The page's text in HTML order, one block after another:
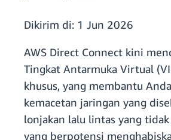
Dikirim di: 1 Jun 2026
AWS Direct Connect kini
Tingkat Antarmuka Virtual
khusus, yang membantu
kemacetan jaringan yang
lonjakan lalu lintas yang
yang berpotensi